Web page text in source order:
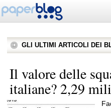
GLI ULTIMI ARTICOLI DEI
Il valore delle
italiane? 2,29